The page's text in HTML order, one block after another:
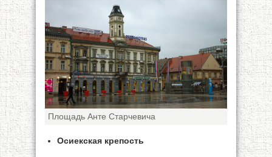
Площадь Анте Старчевича
Осиекская крепость